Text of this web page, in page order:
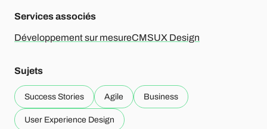
Services associés
Développement sur mesureCMSUX Design
Sujets
Success Stories Agile Business
User Experience Design